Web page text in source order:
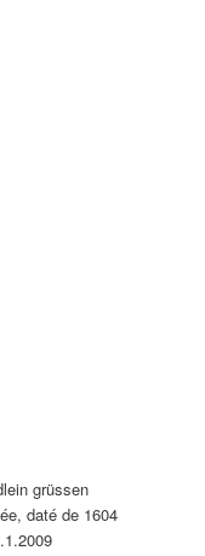
grüssen
de 1604